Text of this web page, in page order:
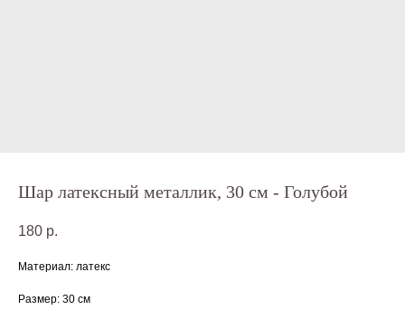
Шар латексный металлик, 30 см - Голубой
180 р.
Материал: латекс
Размер: 30 см